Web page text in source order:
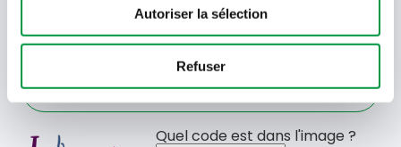
Autoriser la sélection
Refuser
email
- Sélectionner -
Quel code est dans l'image ?